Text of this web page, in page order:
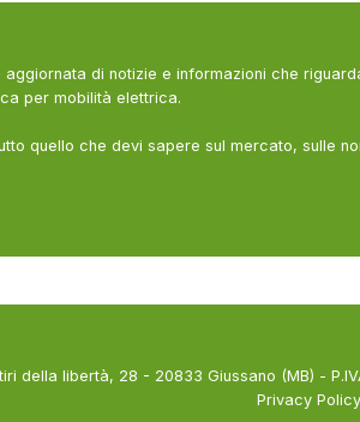
di notizie e informazioni che
per mobilità elettrica.
quello che devi sapere sul mercato, sulle
della libertà, 28 - 20833 Giussano (MB) -
Privacy Policy